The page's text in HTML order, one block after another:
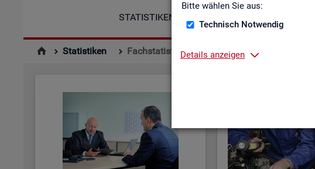
Bitte wählen Sie aus:
Technisch Notwendig
Details anzeigen
STATISTIKEN
Statistiken Fachstatistiken